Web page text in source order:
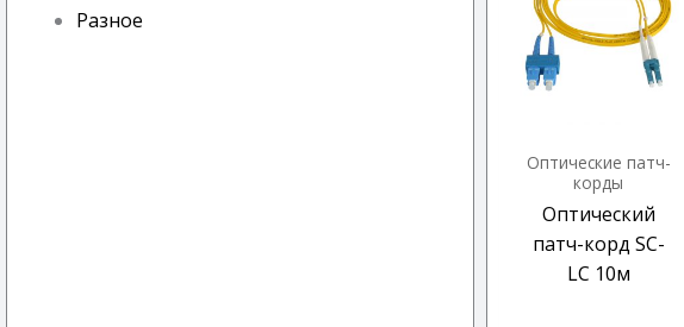
Разное
Оптические патч-
корды
Оптический
патч-корд SC-
LC 10м